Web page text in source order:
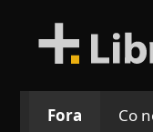
Fora Co